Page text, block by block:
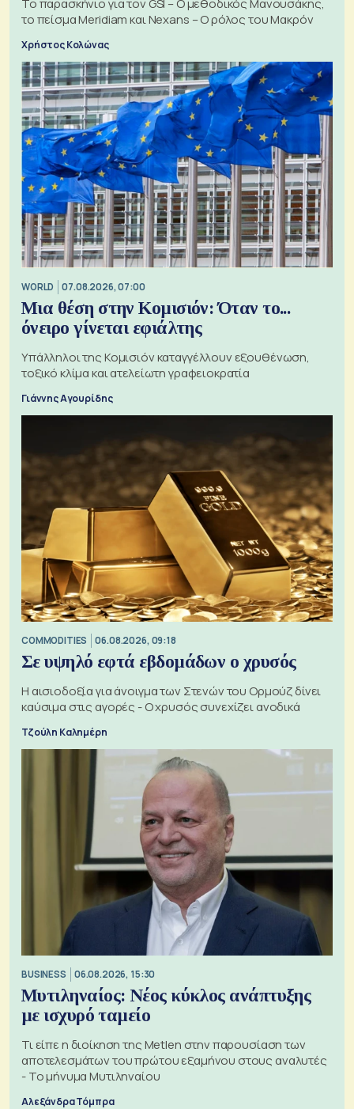
το πείσμα Meridiam και Nexans – Ο ρόλος του Μακρόν
Χρήστος Κολώνας
WORLD 07.08.2026, 07:00
Μια θέση στην Κομισιόν: Όταν το...
όνειρο γίνεται εφιάλτης
Υπάλληλοι της Κομισιόν καταγγέλλουν εξουθένωση,
τοξικό κλίμα και ατελείωτη γραφειοκρατία
Γιάννης Αγουρίδης
COMMODITIES 06.08.2026, 09:18
Σε υψηλό εφτά εβδομάδων ο χρυσός
Η αισιοδοξία για άνοιγμα των Στενών του Ορμούζ δίνει
καύσιμα στις αγορές - Ο χρυσός συνεχίζει ανοδικά
Τζούλη Καλημέρη
BUSINESS 06.08.2026, 15:30
Μυτιληναίος: Νέος κύκλος ανάπτυξης
με ισχυρό ταμείο
Τι είπε η διοίκηση της Metlen στην παρουσίαση των
αποτελεσμάτων του πρώτου εξαμήνου στους αναλυτές
- Το μήνυμα Μυτιληναίου
Αλεξάνδρα Τόμπρα